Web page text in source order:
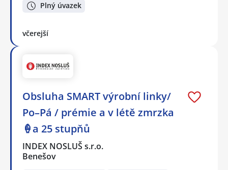
Plný úvazek
včerejší
Obsluha SMART výrobní linky/
Po–Pá / prémie a v létě zmrzka
🍦a 25 stupňů
INDEX NOSLUŠ s.r.o.
Benešov